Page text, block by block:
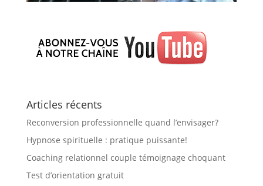
Articles récents
Reconversion professionnelle quand l’envisager?
Hypnose spirituelle : pratique puissante!
Coaching relationnel couple témoignage choquant
Test d’orientation gratuit